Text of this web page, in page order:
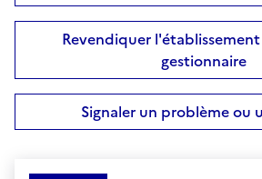
Revendiquer
gestionnaire
Signaler un problème ou